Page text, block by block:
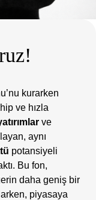
kurarken
ve hızla
ve
aynı
potansiyeli
Bu fon,
daha geniş bir
piyasaya